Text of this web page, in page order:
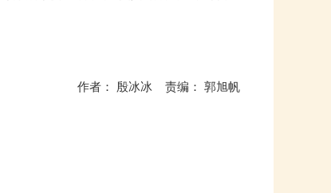
作者： 殷冰冰 责编： 郭旭帆